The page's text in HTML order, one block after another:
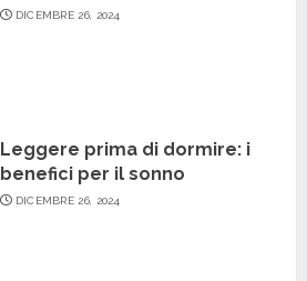
DICEMBRE 26, 2024
Leggere prima di dormire: i
benefici per il sonno
DICEMBRE 26, 2024